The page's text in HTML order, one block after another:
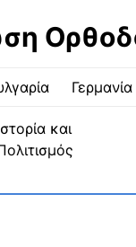
Γερμανία
και